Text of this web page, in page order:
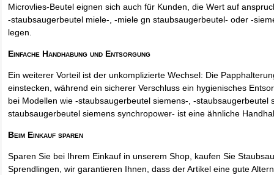
Microvlies-Beutel eignen sich auch für Kunden, die Wert auf
-staubsaugerbeutel miele-, -miele gn staubsaugerbeutel- oder -
legen.
Einfache Handhabung und Entsorgung
Ein weiterer Vorteil ist der unkomplizierte Wechsel: Die
einstecken, während ein sicherer Verschluss ein hygienisches
bei Modellen wie -staubsaugerbeutel siemens-, -staubsaugerbeutel
staubsaugerbeutel siemens synchropower- ist eine ähnliche
Beim Einkauf sparen
Sparen Sie bei Ihrem Einkauf in unserem Shop, kaufen Sie
Sprendlingen, wir garantieren Ihnen, dass der Artikel eine gute